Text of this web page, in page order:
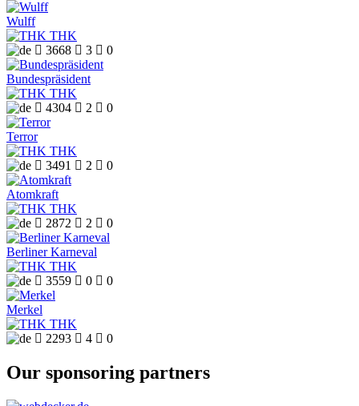
Wulff
THK
 3668  3  0
Bundespräsident
THK
 4304  2  0
Terror
THK
 3491  2  0
Atomkraft
THK
 2872  2  0
Berliner Karneval
THK
 3559  0  0
Merkel
THK
 2293  4  0
Our sponsoring partners